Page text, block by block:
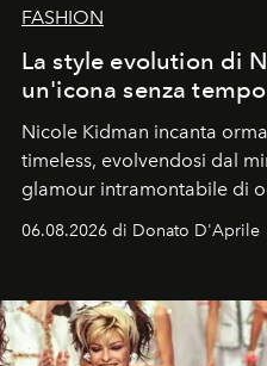
FASHION
La style evolution di
un'icona senza tempo
Nicole Kidman incanta
timeless, evolvendosi dal
glamour intramontabile di
Italia la sua style evolution.
06.08.2026 di Donato D'Aprile